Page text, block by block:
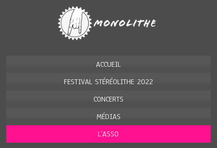
ACCUEIL
FESTIVAL STÉRÉOLITHE 2022
CONCERTS
MÉDIAS
L’ASSO